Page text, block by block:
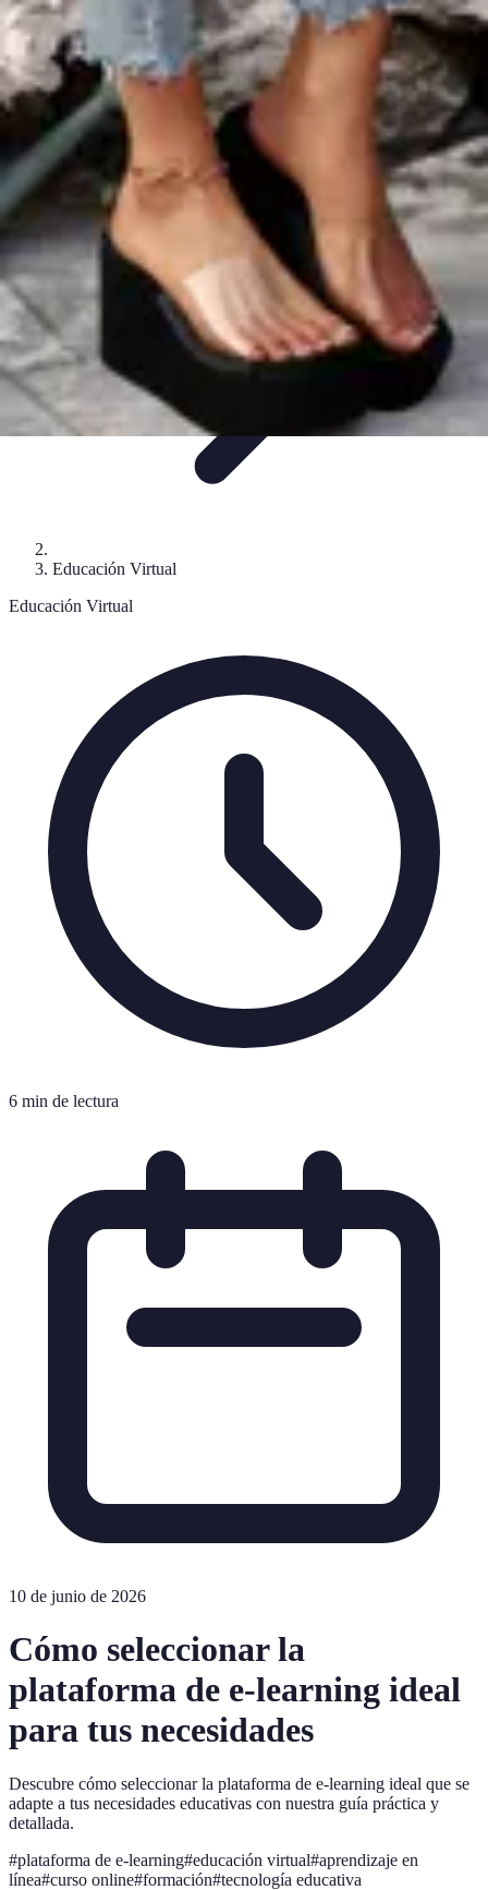
Conocimiento Virtual
Plataformas de E-learning
Estrategias de Aprendizaje
Plataformas de
E-LearningEducación VirtualHerramientas
Conocimiento Virtual
Educación Virtual
Educación Virtual
6 min de lectura
10 de junio de 2026
Cómo seleccionar la
plataforma de e-learning ideal
para tus necesidades
Descubre cómo seleccionar la plataforma de e-learning ideal que se
adapte a tus necesidades educativas con nuestra guía práctica y
detallada.
#plataforma de e-learning#educación virtual#aprendizaje en
línea#curso online#formación#tecnología educativa